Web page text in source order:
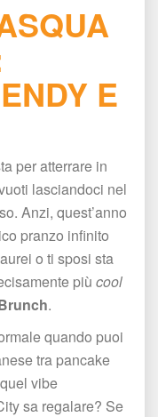
E
per atterrare in
lasciandoci nel
Anzi, quest’anno
pranzo infinito
o ti sposi sta
più cool
.
quando puoi
tra pancake
vibe
sa regalare? Se